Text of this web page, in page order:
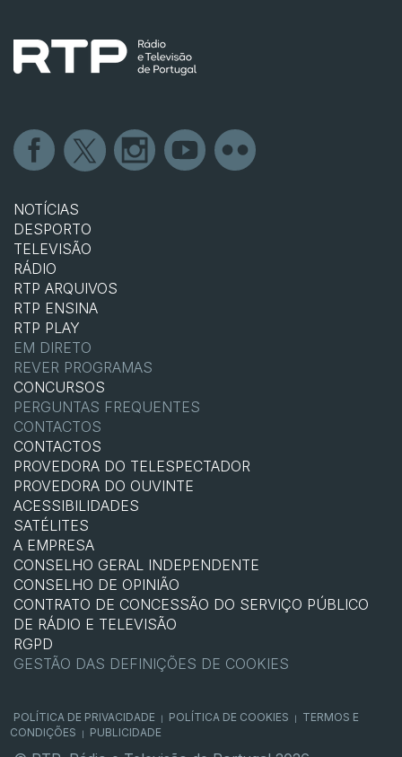
NOTÍCIAS
DESPORTO
TELEVISÃO
RÁDIO
RTP ARQUIVOS
RTP ENSINA
RTP PLAY
EM DIRETO
REVER PROGRAMAS
CONCURSOS
PERGUNTAS FREQUENTES
CONTACTOS
CONTACTOS
PROVEDORA DO TELESPECTADOR
PROVEDORA DO OUVINTE
ACESSIBILIDADES
SATÉLITES
A EMPRESA
CONSELHO GERAL INDEPENDENTE
CONSELHO DE OPINIÃO
CONTRATO DE CONCESSÃO DO SERVIÇO PÚBLICO
DE RÁDIO E TELEVISÃO
RGPD
GESTÃO DAS DEFINIÇÕES DE COOKIES
POLÍTICA DE PRIVACIDADE POLÍTICA DE COOKIES
TERMOS E
CONDIÇÕES
PUBLICIDADE